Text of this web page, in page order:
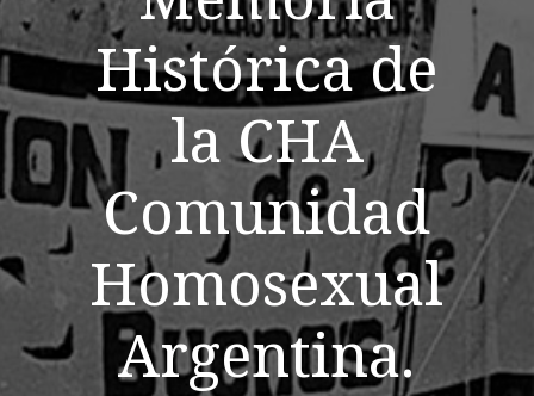
Histórica de
la CHA
Comunidad
Homosexual
Argentina.